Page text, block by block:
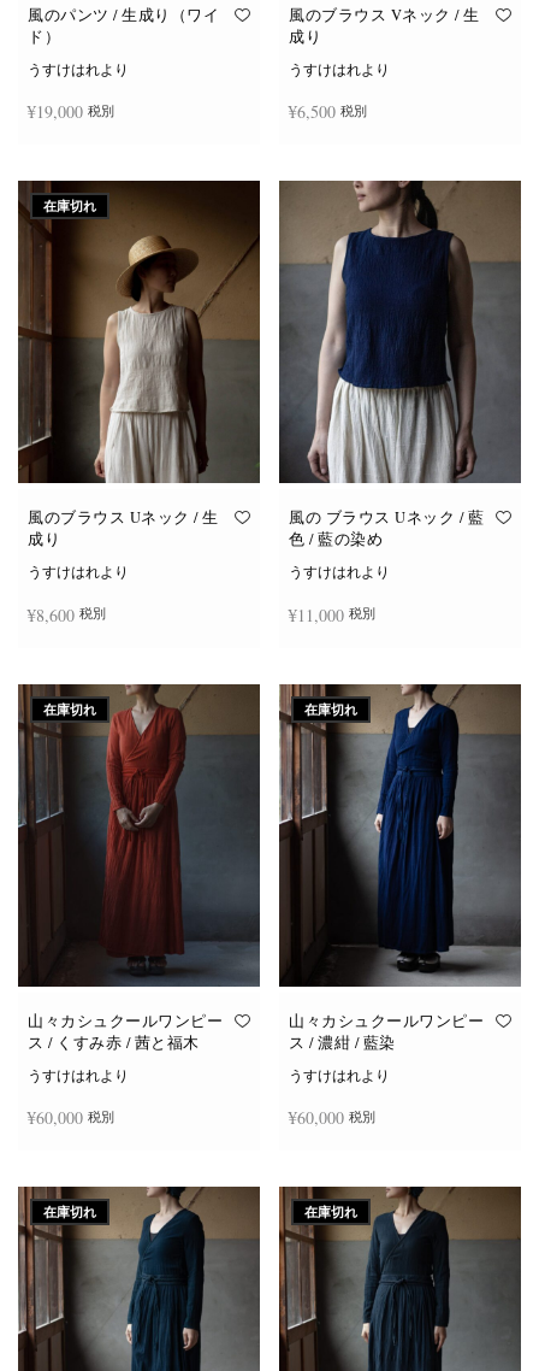
オ
ジ
選
択
で
き
ま
す
オ
ジ
か
ら
選
風のパンツ / 生成り（ワイ
ド）
うすけはれより
¥19,000 税別
風のブラウス Vネック / 生
成り
うすけはれより
¥6,500 税別
在庫切れ
風のブラウス Uネック / 生
成り
うすけはれより
¥8,600 税別
風の ブラウス Uネック / 藍
色 / 藍の染め
うすけはれより
¥11,000 税別
在庫切れ
山々カシュクールワンピー
ス / くすみ赤 / 茜と福木
うすけはれより
¥60,000 税別
在庫切れ
山々カシュクールワンピー
ス / 濃紺 / 藍染
うすけはれより
¥60,000 税別
在庫切れ 在庫切れ